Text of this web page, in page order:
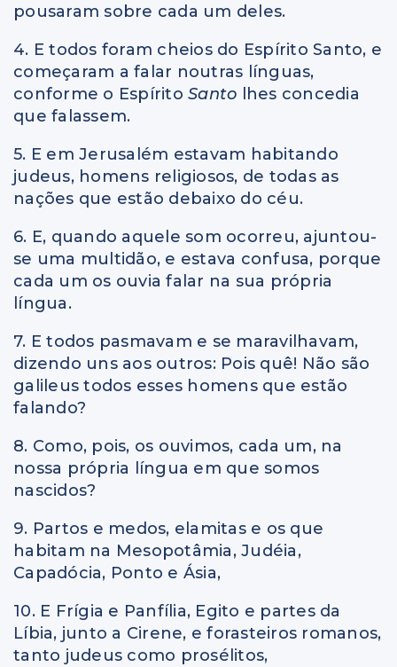
pousaram sobre cada um deles.
4. E todos foram cheios do Espírito Santo, e
começaram a falar noutras línguas,
conforme o Espírito Santo lhes concedia
que falassem.
5. E em Jerusalém estavam habitando
judeus, homens religiosos, de todas as
nações que estão debaixo do céu.
6. E, quando aquele som ocorreu, ajuntou-
se uma multidão, e estava confusa, porque
cada um os ouvia falar na sua própria
língua.
7. E todos pasmavam e se maravilhavam,
dizendo uns aos outros: Pois quê! Não são
galileus todos esses homens que estão
falando?
8. Como, pois, os ouvimos, cada um, na
nossa própria língua em que somos
nascidos?
9. Partos e medos, elamitas e os que
habitam na Mesopotâmia, Judéia,
Capadócia, Ponto e Ásia,
10. E Frígia e Panfília, Egito e partes da
Líbia, junto a Cirene, e forasteiros romanos,
tanto judeus como prosélitos,